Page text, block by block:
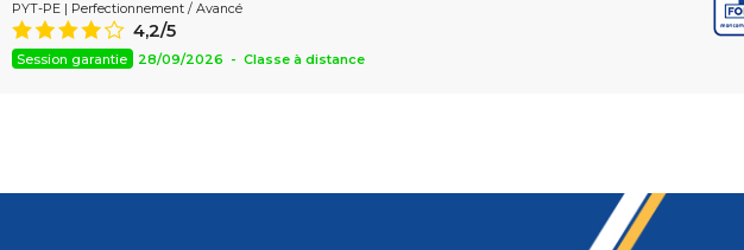
PYT-PE | Perfectionnement / Avancé
8 4,2/5
Session garantie 28/09/2026 - Classe à distance